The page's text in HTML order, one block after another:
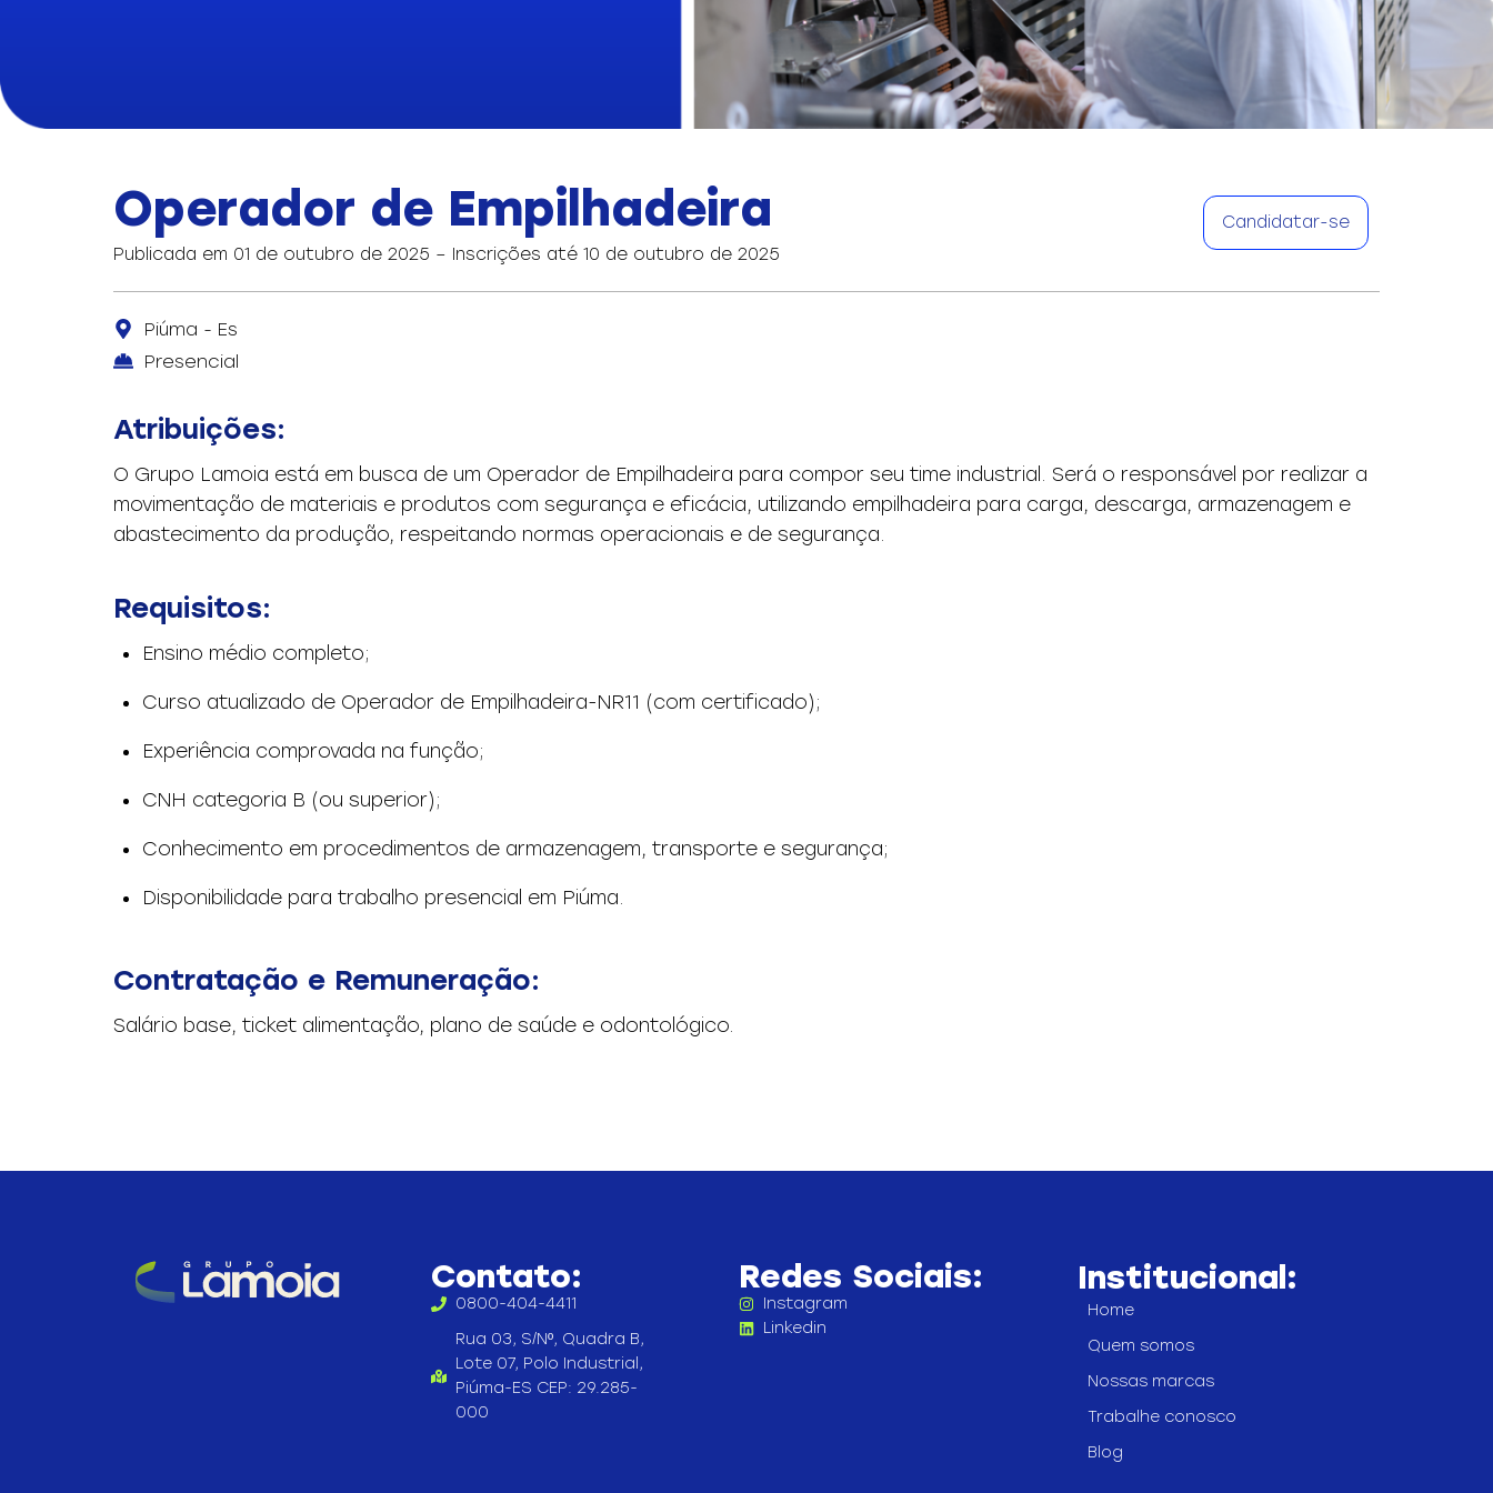
Operador de Empilhadeira
Publicada em 01 de outubro de 2025 – Inscrições até 10 de outubro de 2025
Candidatar-se
Piúma - Es
Presencial
Atribuições:
O Grupo Lamoia está em busca de um Operador de Empilhadeira para compor seu time industrial. Será o responsável por realizar a
movimentação de materiais e produtos com segurança e eficácia, utilizando empilhadeira para carga, descarga, armazenagem e
abastecimento da produção, respeitando normas operacionais e de segurança.
Requisitos:
Ensino médio completo;
Curso atualizado de Operador de Empilhadeira-NR11 (com certificado);
Experiência comprovada na função;
CNH categoria B (ou superior);
Conhecimento em procedimentos de armazenagem, transporte e segurança;
Disponibilidade para trabalho presencial em Piúma.
Contratação e Remuneração:
Salário base, ticket alimentação, plano de saúde e odontológico.
Contato:
0800-404-4411
Rua 03, S/Nº, Quadra B,
Lote 07, Polo Industrial,
Piúma-ES CEP: 29.285-
000
Redes Sociais:
Instagram
Linkedin
Institucional:
Home
Quem somos
Nossas marcas
Trabalhe conosco
Blog